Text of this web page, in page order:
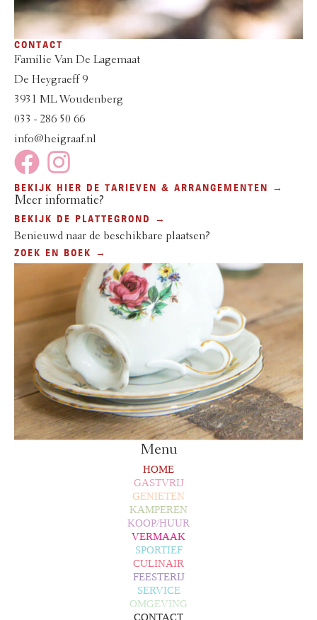
CONTACT
Familie Van De Lagemaat
De Heygraeff 9
3931 ML Woudenberg
033 - 286 50 66
info@heigraaf.nl
BEKIJK HIER DE TARIEVEN & ARRANGEMENTEN →
Meer informatie?
BEKIJK DE PLATTEGROND →
Benieuwd naar de beschikbare plaatsen?
ZOEK EN BOEK →
Menu
HOME
GASTVRIJ
GENIETEN
KAMPEREN
KOOP/HUUR
VERMAAK
SPORTIEF
CULINAIR
FEESTERIJ
SERVICE
OMGEVING
CONTACT